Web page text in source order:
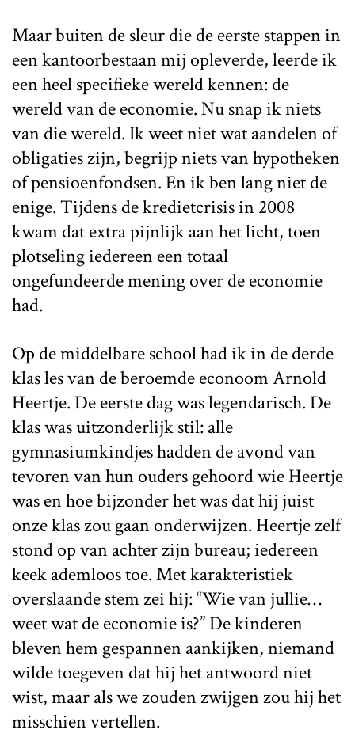
Maar buiten de sleur die de eerste stappen in
een kantoorbestaan mij opleverde, leerde ik
een heel specifieke wereld kennen: de
wereld van de economie. Nu snap ik niets
van die wereld. Ik weet niet wat aandelen of
obligaties zijn, begrijp niets van hypotheken
of pensioenfondsen. En ik ben lang niet de
enige. Tijdens de kredietcrisis in 2008
kwam dat extra pijnlijk aan het licht, toen
plotseling iedereen een totaal
ongefundeerde mening over de economie
had.
Op de middelbare school had ik in de derde
klas les van de beroemde econoom Arnold
Heertje. De eerste dag was legendarisch. De
klas was uitzonderlijk stil: alle
gymnasiumkindjes hadden de avond van
tevoren van hun ouders gehoord wie Heertje
was en hoe bijzonder het was dat hij juist
onze klas zou gaan onderwijzen. Heertje zelf
stond op van achter zijn bureau; iedereen
keek ademloos toe. Met karakteristiek
overslaande stem zei hij: “Wie van jullie…
weet wat de economie is?” De kinderen
bleven hem gespannen aankijken, niemand
wilde toegeven dat hij het antwoord niet
wist, maar als we zouden zwijgen zou hij het
misschien vertellen.